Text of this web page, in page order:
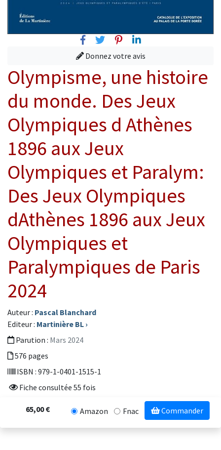
FacebookTwitterPinterest
Linkedin
Donnez votre avis
Olympisme, une histoire
du monde. Des Jeux
Olympiques d Athènes
1896 aux Jeux
Olympiques et Paralym:
Des Jeux Olympiques
dAthènes 1896 aux Jeux
Olympiques et
Paralympiques de Paris
2024
Auteur : Pascal Blanchard
Editeur : Martinière BL ›
Parution : Mars 2024
576 pages
ISBN : 979-1-0401-1515-1
Fiche consultée 55 fois
65,00 € Amazon Fnac Commander